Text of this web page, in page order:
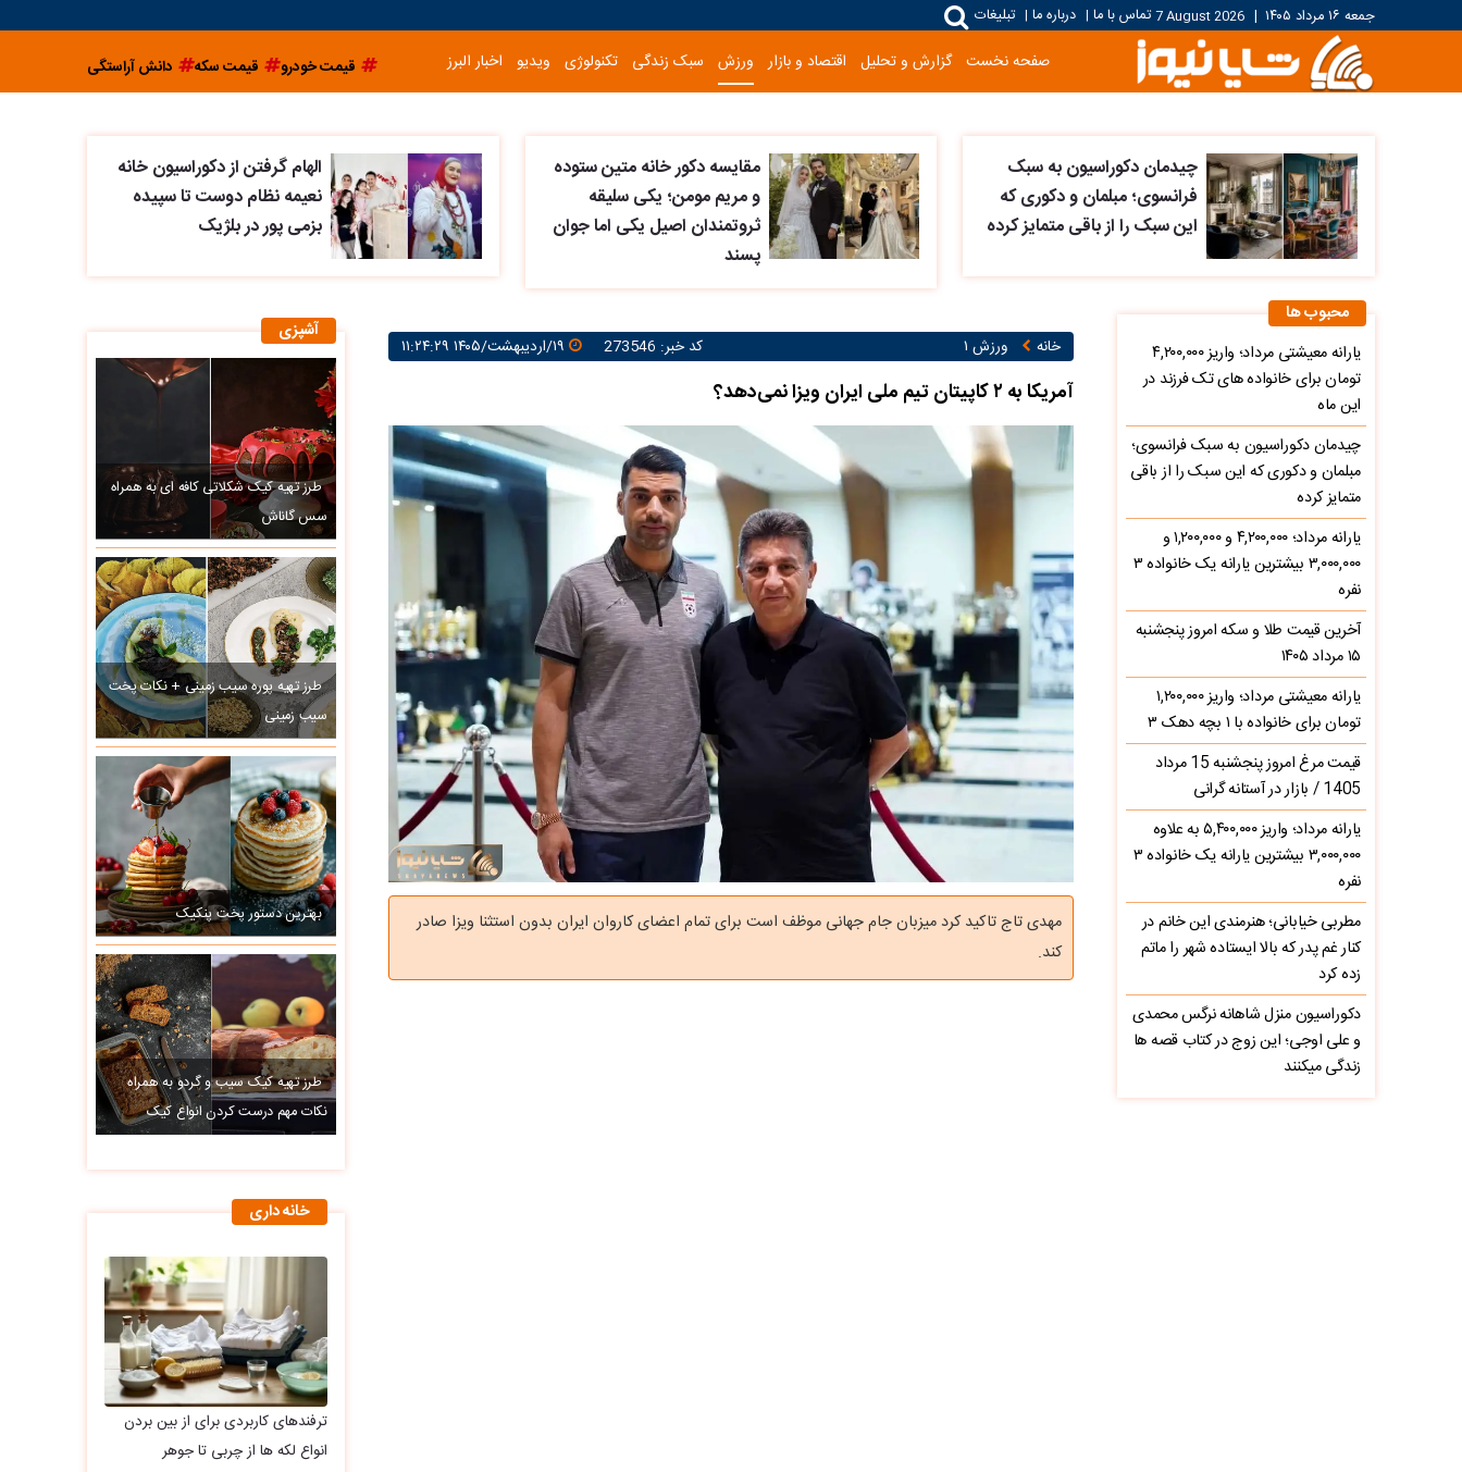
جمعه ۱۶ مرداد ۱۴۰۵ |
7 August 2026تماس با ما | درباره ما | تبلیغات
صفحه نخست گزارش و تحلیل اقتصاد و بازار ورزش سبک زندگی تکنولوژی ویدیو اخبار البرز قیمت خودرو قیمت سکه دانش آراستگی
چیدمان دکوراسیون به سبک
فرانسوی؛ مبلمان و دکوری که
این سبک را از باقی متمایز کرده
مقایسه دکور خانه متین ستوده
و مریم مومن؛ یکی سلیقه
ثروتمندان اصیل یکی اما جوان
پسند
الهام گرفتن از دکوراسیون خانه
نعیمه نظام دوست تا سپیده
بزمی پور در بلژیک
خانه ورزش ۱ کد خبر: 273546
آمریکا به ۲ کاپیتان تیم ملی ایران ویزا نمی‌دهد؟
مهدی تاج تاکید کرد میزبان جام جهانی موظف است برای تمام اعضای کاروان ایران بدون استثنا ویزا صادر
کند.
آشپزی
طرز تهیه کیک شکلاتی کافه ای به همراه
سس گاناش
طرز تهیه پوره سیب زمینی + نکات پخت
سیب زمینی
بهترین دستور پخت پنکیک
طرز تهیه کیک سیب و گردو به همراه
نکات مهم درست کردن انواع کیک
خانه داری
ترفندهای کاربردی برای از بین بردن
انواع لکه ها از چربی تا جوهر
محبوب ها
یارانه معیشتی مرداد؛ واریز ۴,۲۰۰,۰۰۰
تومان برای خانواده های تک فرزند در
این ماه
چیدمان دکوراسیون به سبک فرانسوی؛
مبلمان و دکوری که این سبک را از باقی
متمایز کرده
یارانه مرداد؛ ۴,۲۰۰,۰۰۰ و ۱,۲۰۰,۰۰۰ و
۳,۰۰۰,۰۰۰ بیشترین یارانه یک خانواده ۳
نفره
آخرین قیمت طلا و سکه امروز پنجشنبه
۱۵ مرداد ۱۴۰۵
یارانه معیشتی مرداد؛ واریز ۱,۲۰۰,۰۰۰
تومان برای خانواده با ۱ بچه دهک ۳
قیمت مرغ امروز پنجشنبه 15 مرداد
1405 / بازار در آستانه گرانی
یارانه مرداد؛ واریز ۵,۴۰۰,۰۰۰ به علاوه
۳,۰۰۰,۰۰۰ بیشترین یارانه یک خانواده ۳
نفره
مطربی خیابانی؛ هنرمندی این خانم در
کنار غم پدر که بالا ایستاده شهر را ماتم
زده کرد
دکوراسیون منزل شاهانه نرگس محمدی
و علی اوجی؛ این زوج در کتاب قصه ها
زندگی میکنند